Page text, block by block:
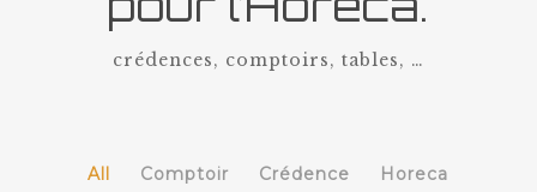
crédences, comptoirs, tables, …
All Comptoir Crédence Horeca